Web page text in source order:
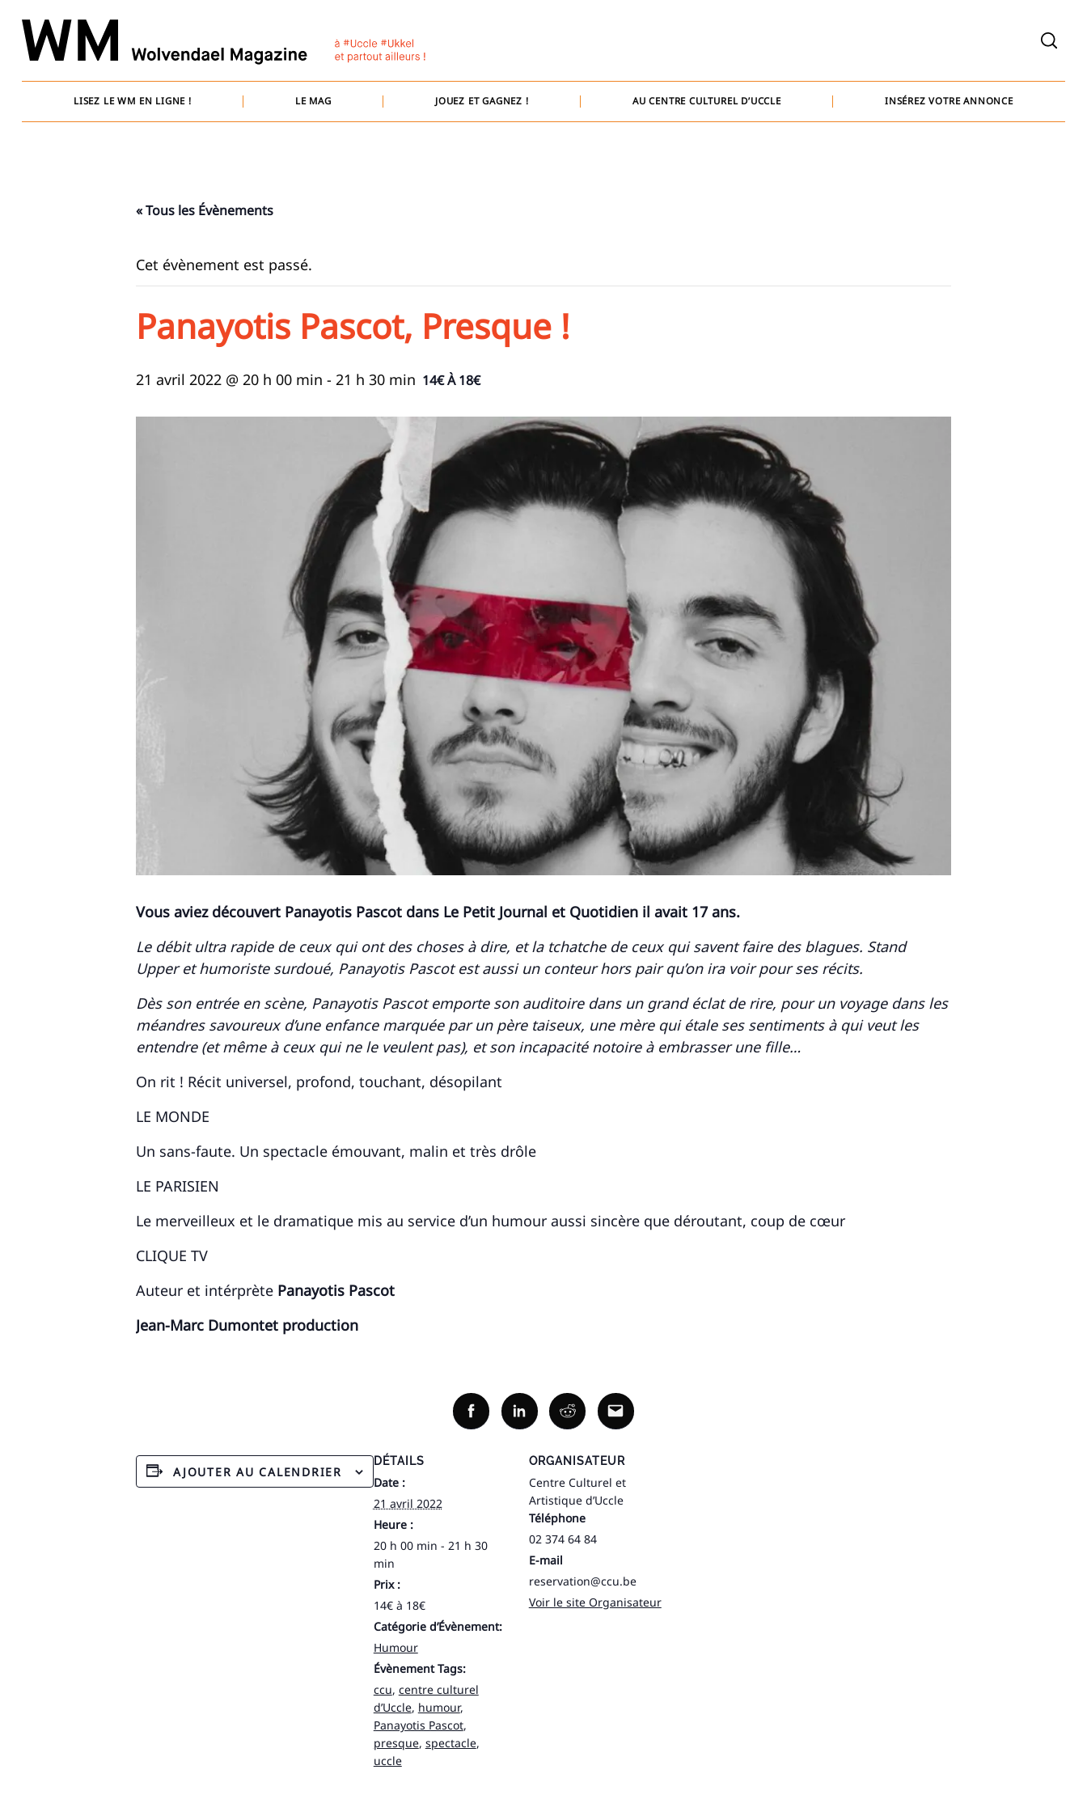
content
LISEZ LE WM EN LIGNE ! LE MAG JOUEZ ET GAGNEZ ! AU CENTRE CULTUREL D’UCCLE INSÉREZ VOTRE ANNONCE
bernard@baammedia.be
jennifer@baammedia.be
« Tous les Évènements
Cet évènement est passé.
Panayotis Pascot, Presque !
21 avril 2022 @ 20 h 00 min - 21 h 30 min 14€ À 18€
Vous aviez découvert Panayotis Pascot dans Le Petit Journal et Quotidien il avait 17 ans.
Le débit ultra rapide de ceux qui ont des choses à dire, et la tchatche de ceux qui savent faire des blagues. Stand
Upper et humoriste surdoué, Panayotis Pascot est aussi un conteur hors pair qu’on ira voir pour ses récits.
Dès son entrée en scène, Panayotis Pascot emporte son auditoire dans un grand éclat de rire, pour un voyage dans les
méandres savoureux d’une enfance marquée par un père taiseux, une mère qui étale ses sentiments à qui veut les
entendre (et même à ceux qui ne le veulent pas), et son incapacité notoire à embrasser une fille…
On rit ! Récit universel, profond, touchant, désopilant
LE MONDE
Un sans-faute. Un spectacle émouvant, malin et très drôle
LE PARISIEN
Le merveilleux et le dramatique mis au service d’un humour aussi sincère que déroutant, coup de cœur
CLIQUE TV
Auteur et intérprète Panayotis Pascot
Jean-Marc Dumontet production
FacebookLinkedinRedditEmail
AJOUTER AU CALENDRIER
DÉTAILS
Date :
21 avril 2022
Heure :
20 h 00 min - 21 h 30
min
Prix :
14€ à 18€
Catégorie d’Évènement:
Humour
Évènement Tags:
ccu, centre culturel
d’Uccle, humour,
Panayotis Pascot,
presque, spectacle,
uccle
ORGANISATEUR
Centre Culturel et
Artistique d’Uccle
Téléphone
02 374 64 84
E-mail
reservation@ccu.be
Voir le site Organisateur
Recherche